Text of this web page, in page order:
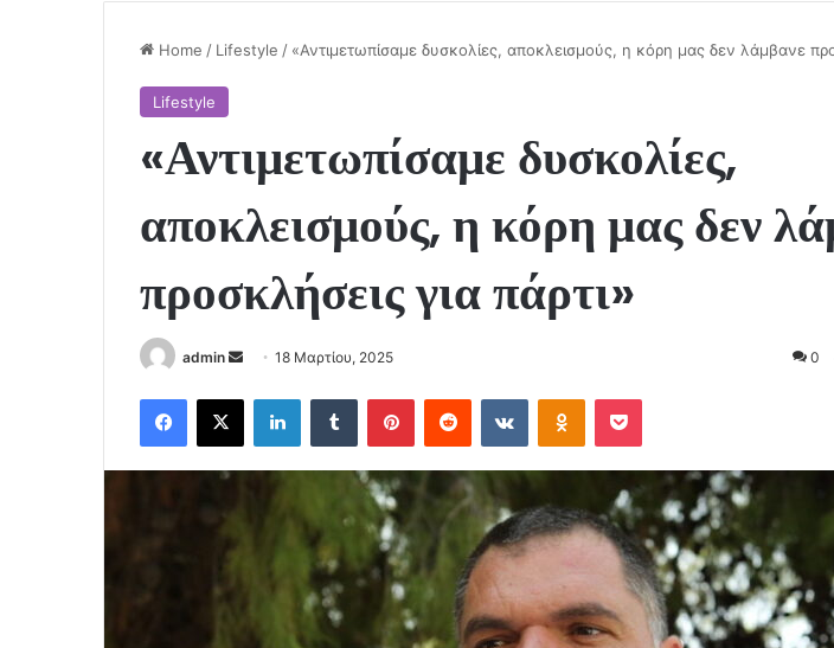
Home / Lifestyle / «Αντιμετωπίσαμε δυσκολίες, αποκλεισμούς, η κόρη μας δεν λάμβανε
Lifestyle
«Αντιμετωπίσαμε δυσκολίες,
αποκλεισμούς, η κόρη μας δεν
προσκλήσεις για πάρτι»
admin
Send
email
18 Μαρτίου, 2025 0
Facebook
X LinkedInTumblr PinterestReddit VKontakteOdnoklassniki
Pocket